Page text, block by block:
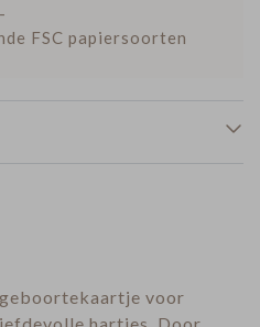
FSC papiersoorten
voor